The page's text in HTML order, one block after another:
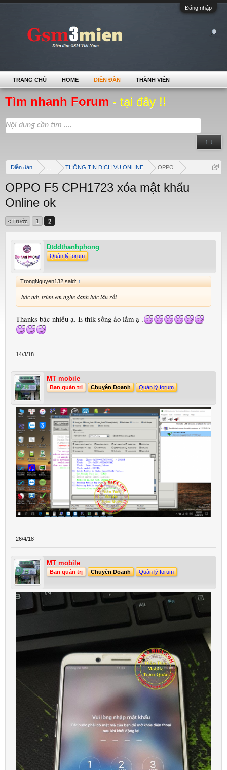
Đăng nhập
Tìm nhanh Forum - tại đây !!
↑ ↓
Diễn đàn THÔNG TIN DỊCH VỤ ONLINE OPPO
OPPO F5 CPH1723 xóa mật khẩu
Online ok
< Trước 1 2
Dtddthanhphong
Quản lý forum
TrongNguyen132 said: ↑
bác này trùm.em nghe danh bác lâu rồi
Thanks bác nhiều ạ. E thik sống ảo lắm ạ .
14/3/18
MT mobile
Ban quản trị Chuyên Doanh Quản lý forum
26/4/18
MT mobile
Ban quản trị Chuyên Doanh Quản lý forum
TRANG CHỦ HOME DIỄN ĐÀN THÀNH VIÊN